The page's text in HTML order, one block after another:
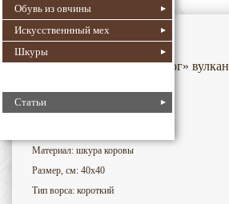
Обувь из овчины
Искусственнный мех
Шкуры
Статьи
Меховая подушка «Ван Гог» вулкан
Номер для поиска:
Материал: шкура коровы
Размер, см: 40x40
Тип ворса: короткий